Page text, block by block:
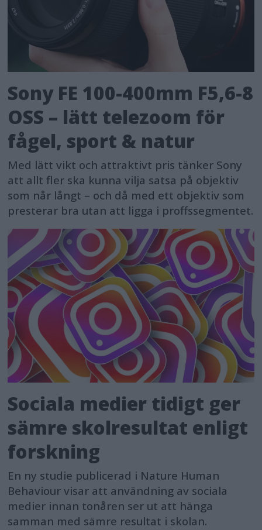
Sony FE 100-400mm F5,6-8
OSS – lätt telezoom för
fågel, sport & natur
Med lätt vikt och attraktivt pris tänker Sony
att allt fler ska kunna vilja satsa på objektiv
som når långt – och då med ett objektiv som
presterar bra utan att ligga i proffssegmentet.
Sociala medier tidigt ger
sämre skolresultat enligt
forskning
En ny studie publicerad i Nature Human
Behaviour visar att användning av sociala
medier innan tonåren ser ut att hänga
samman med sämre resultat i skolan.